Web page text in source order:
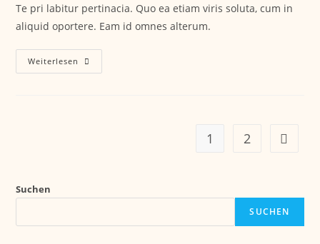
Te pri labitur pertinacia. Quo ea etiam viris soluta, cum in
aliquid oportere. Eam id omnes alterum.
Weiterlesen
1 2
Suchen
SUCHEN